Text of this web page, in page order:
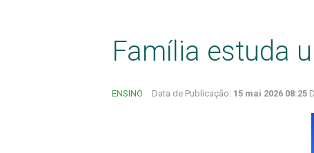
Família estuda
ENSINO Data de Publicação: 15 mai 2026 08:25